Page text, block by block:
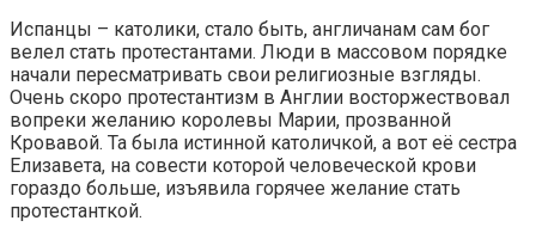
Испанцы – католики, стало быть, англичанам сам бог
велел стать протестантами. Люди в массовом порядке
начали пересматривать свои религиозные взгляды.
Очень скоро протестантизм в Англии восторжествовал
вопреки желанию королевы Марии, прозванной
Кровавой. Та была истинной католичкой, а вот её сестра
Елизавета, на совести которой человеческой крови
гораздо больше, изъявила горячее желание стать
протестанткой.